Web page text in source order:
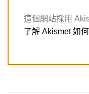
這個網站採用
了解 Akismet 如